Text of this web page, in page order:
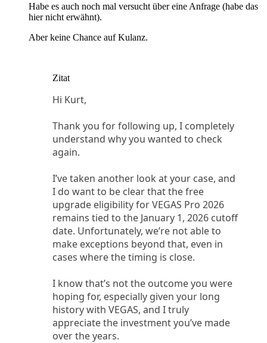
Habe es auch noch mal versucht über eine Anfrage (habe das
hier nicht erwähnt).
Aber keine Chance auf Kulanz.
Zitat
Hi Kurt,
Thank you for following up, I completely
understand why you wanted to check
again.
I’ve taken another look at your case, and
I do want to be clear that the free
upgrade eligibility for VEGAS Pro 2026
remains tied to the January 1, 2026 cutoff
date. Unfortunately, we’re not able to
make exceptions beyond that, even in
cases where the timing is close.
I know that’s not the outcome you were
hoping for, especially given your long
history with VEGAS, and I truly
appreciate the investment you’ve made
over the years.